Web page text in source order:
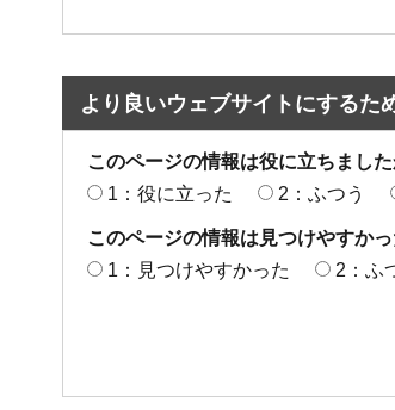
より良いウェブサイトにするた
このページの情報は役に立ちました
1：役に立った
2：ふつう
このページの情報は見つけやすか
1：見つけやすかった
2：ふ